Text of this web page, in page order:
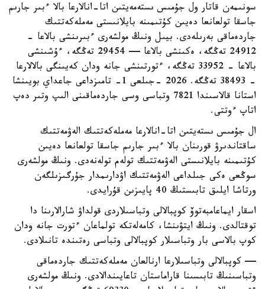
سونىمەن قاتار ول جۇمىس ىستەمەيتىن اتا-انالارعا بالا ءبىر جارىم
جاسقا تولعانعا دەيىن كۇتىمىنە بايلانىستى مەملەكەتتىك
جاردەماقى بەرىلەدى. بيىل ونىڭ مولشەرى ءبىرىنشى بالاعا -
24912 تەڭگە، ەكىنشى بالاعا — 29454 تەڭگە، ءۇشىنشى
بالاعا - 33952 تەڭگە، ءتورتىنشى جانە ودان كەيىنگى بالالارعا
- 38493 تەڭگە. 2026 -جىلعى 1- تامىزداعى جاعداي بويىنشا
استانا قالاسىندا 7821 وتباسى وسى جاردەماقىنى الىپ وتىر دەپ
اتاپ ءوتتى.
ال جۇمىس ىستەيتىن اتا-انالارعا مەملەكەتتىك الەۋمەتتىك
ساقتاندىرۋ قورىنان بالا ءبىر جارىم جاسقا تولعانعا دەيىن
كۇتىمىنە بايلانىستى الەۋمەتتىك تولەم تولەنەدى. ونىڭ مولشەرى
سوڭعى ەكى جىلداعى الەۋمەتتىك اۋدارىمدار جۇرگىزىلگەن
ورتاشا ايلىق تابىستىڭ 40 پايىزىن قۇرايدى.
اسقار ايماعامبەتوۆ كوپبالالى وتباسىلاردى قولداۋ شارالارىنا دا
توقتالدى. ونىڭ ايتۋىنشا، كامەلەتكە تولماعان ءتورت جانە ودان
كوپ بالاسى بار وتباسىلار كوپبالالى وتباسى رەتىندە تانىلادى.
— كوپبالالى وتباسىلارعا ارنالعان مەملەكەتتىك جاردەماقى
وتباسىنىڭ تابىسىنا قاراماستان تاعايىندالادى. ونىڭ مولشەرى